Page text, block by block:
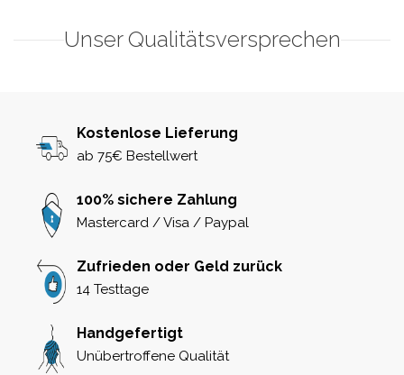
Unser Qualitätsversprechen
Kostenlose Lieferung
ab 75€ Bestellwert
100% sichere Zahlung
Mastercard / Visa / Paypal
Zufrieden oder Geld zurück
14 Testtage
Handgefertigt
Unübertroffene Qualität